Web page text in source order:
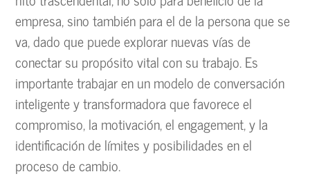
empresa, sino también para el de la persona que se
va, dado que puede explorar nuevas vías de
conectar su propósito vital con su trabajo. Es
importante trabajar en un modelo de conversación
inteligente y transformadora que favorece el
compromiso, la motivación, el engagement, y la
identificación de límites y posibilidades en el
proceso de cambio.